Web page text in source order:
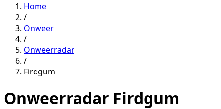
Home
/
Onweer
/
Onweerradar
/
Firdgum
Onweerradar Firdgum